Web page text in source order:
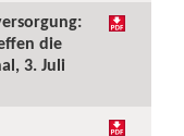
die
3. Juli